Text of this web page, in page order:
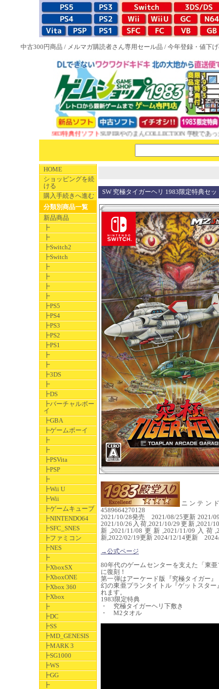
中古300円商品 / メルマガ購読者さん専用セール品 / 今年登録・値下
NEW 1983特典付ソフトSUPERやのまんCOLLECTION 学校であった怖い
HOME
ショッピングを続
ける
購入手続きへ進む
分類別商品一覧
新品商品
┣
┣
┣Switch2
┣Switch
┣
┣
┣
┣
┣PS5
┣PS4
┣PS3
┣PS2
┣PS1
┣
┣
┣3DS
┣
┣DS
┣バーチャルボー
イ
┣GBA
┣ゲームボーイ
┣
┣
┣PSVita
┣PSP
┣
┣Wii U
┣Wii
┣ゲームキューブ
┣NINTENDO64
┣SFC_SNES
┣ファミコン
┣NES
┣
┣XboxSX
┣XboxONE
┣Xbox 360
┣Xbox
┣
┣DC
┣SS
┣MD_GENESIS
┣MARK 3
┣SG1000
┣WS
┣GG
┣
SW 究極タイガーヘリ 1983限定特典セッ
ニンテン
4589664270128
2021/10/28発売 2021/08/25更新 2021/
2021/10/26入荷,2021/10/29更新,2021/
新,2021/11/08更新,2021/11/09入荷
新,2022/02/19更新 2024/12/14更新
→公式ページ
80年代のゲームセンターを支えた「東
に復刻！
第一弾はアーケード版『究極タイガー
幻の東亜プランタイトル『ゲットスタ
れます。
1983限定特典
・ 究極タイガーヘリ下敷き
・ M2タオル